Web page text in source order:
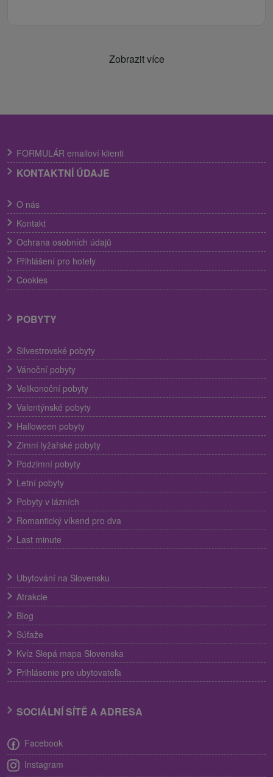
Zobrazit více
FORMULÁR emailoví klienti
KONTAKTNÍ ÚDAJE
O nás
Kontakt
Ochrana osobních údajů
Přihlášení pro hotely
Cookies
POBYTY
Silvestrovské pobyty
Vánoční pobyty
Velikonoční pobyty
Valentýnské pobyty
Halloween pobyty
Zimní lyžařské pobyty
Podzimní pobyty
Letní pobyty
Pobyty v lázních
Romantický víkend pro dva
Last minute
Ubytování na Slovensku
Atrakcie
Blog
Súťaže
Kvíz Slepá mapa Slovenska
Prihlásenie pre ubytovateľa
SOCIÁLNÍ SÍTĚ A ADRESA
Facebook
Instagram